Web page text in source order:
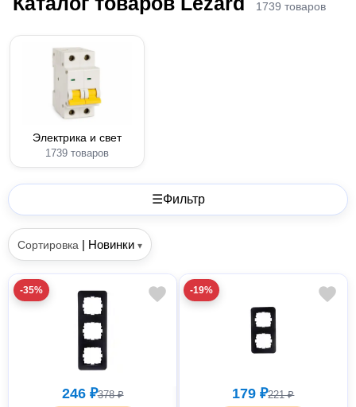
1739 товаров
Электрика и свет
1739 товаров
☰Фильтр
Сортировка | Новинки ▾
-35%
246 ₽378 ₽
-19%
179 ₽221 ₽